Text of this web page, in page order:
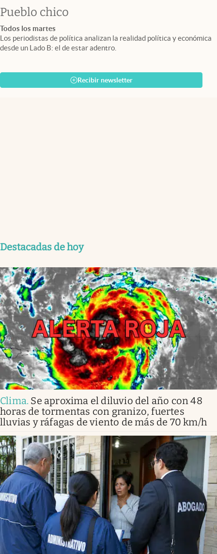
Pueblo chico
Todos los martes
Los periodistas de política analizan la realidad política y económica
desde un Lado B: el de estar adentro.
Recibir newsletter
Destacadas de hoy
Clima. Se aproxima el diluvio del año con 48
horas de tormentas con granizo, fuertes
lluvias y ráfagas de viento de más de 70 km/h